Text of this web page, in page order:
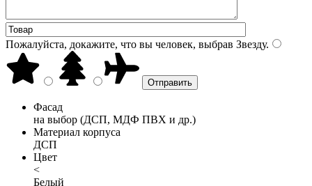
Пожалуйста, докажите, что вы человек, выбрав Звезду.
Фасад
на выбор (ДСП, МДФ ПВХ и др.)
Материал корпуса
ДСП
Цвет
<
Белый